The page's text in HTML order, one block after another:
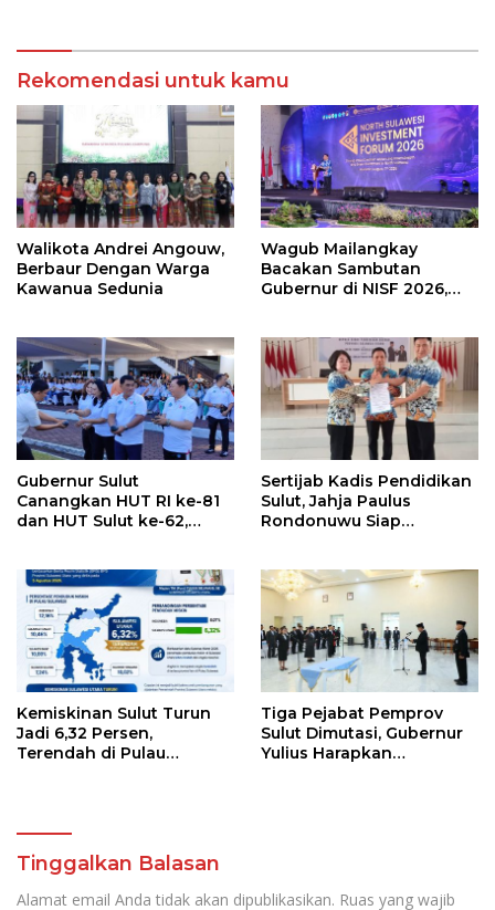
Rekomendasi untuk kamu
Walikota Andrei Angouw,
Berbaur Dengan Warga
Kawanua Sedunia
Wagub Mailangkay
Bacakan Sambutan
Gubernur di NISF 2026,
Kelapa ke Investor
Gubernur Sulut
Canangkan HUT RI ke-81
dan HUT Sulut ke-62,
Kendaraan
Sertijab Kadis Pendidikan
Sulut, Jahja Paulus
Rondonuwu Siap
Kemiskinan Sulut Turun
Jadi 6,32 Persen,
Terendah di Pulau
Tiga Pejabat Pemprov
Sulut Dimutasi, Gubernur
Yulius Harapkan
Tinggalkan Balasan
Alamat email Anda tidak akan dipublikasikan. Ruas yang wajib